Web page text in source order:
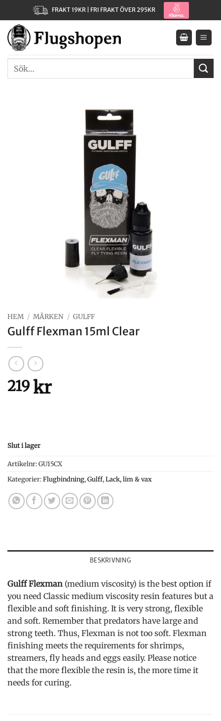
to
content
FRAKT 19KR | FRI FRAKT ÖVER 295KR
HEM / MÄRKEN / GULFF
Gulff Flexman 15ml Clear
219kr
Slut i lager
Artikelnr:GU15CX
Kategorier:Flugbindning,Gulff,Lack, lim & vax
BESKRIVNING
Gulff Flexman (medium viscosity) is the best option if
you need Classic medium viscosity resin features but a
flexible and soft finishing. It is very strong, flexible
and soft. Remember that predators have large and
strong teeth. Thus, Flexman is not too soft. Flexman
finishing meets the requirements for shrimps,
streamers, fly heads and eggs easily. Please notice
that the more flexible the resin is, the more time it
needs for curing.